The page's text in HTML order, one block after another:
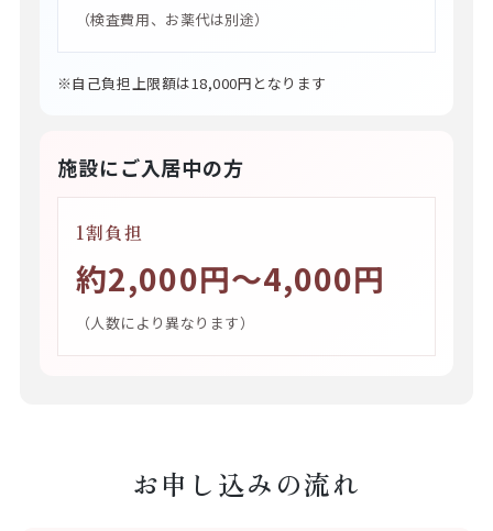
（検査費用、お薬代は別途）
※自己負担上限額は18,000円となります
施設にご入居中の方
1割負担
約2,000円〜4,000円
（人数により異なります）
お申し込みの流れ